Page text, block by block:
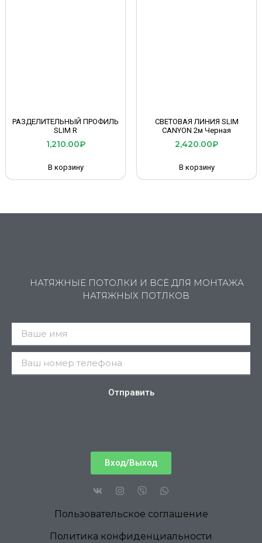
РАЗДЕЛИТЕЛЬНЫЙ ПРОФИЛЬ
SLIM R
1,210.00₽
В корзину
СВЕТОВАЯ ЛИНИЯ SLIM
CANYON 2м Черная
2,420.00₽
В корзину
НАТЯЖНЫЕ ПОТОЛКИ И ВСЁ ДЛЯ МОНТАЖА
НАТЯЖНЫХ ПОТЛКОВ
Отправить
Вход/Выход
Пользовательское соглашение
Политика конфиденциальности